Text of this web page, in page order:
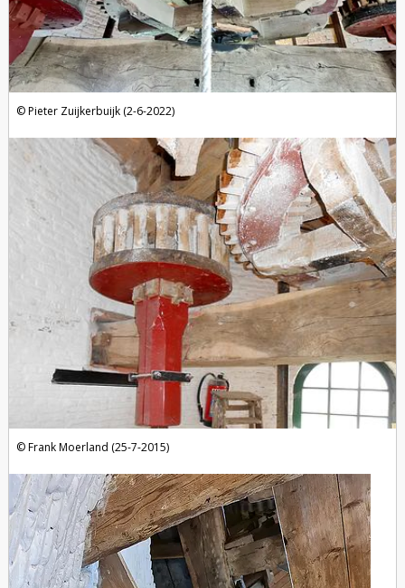
Pieter Zuijkerbuijk (2-6-2022)
Frank Moerland (25-7-2015)